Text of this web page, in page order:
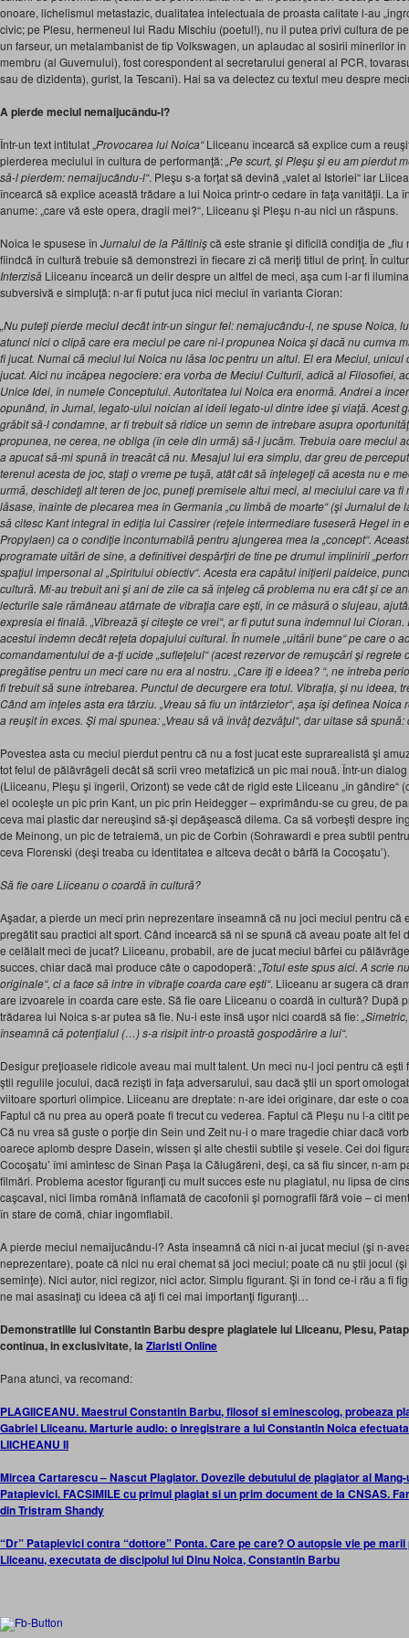
onoare, lichelismul metastazic, dualitatea intelectuala de proasta calitate l-au
civic; pe Plesu, hermeneul lui Radu Mischiu (poetul!), nu il putea privi cultura de
un farseur, un metalambanist de tip Volkswagen, un aplaudac al sosirii minerilor
membru (al Guvernului), fost corespondent al secretarului general al PCR,
sau de dizidenta), gurist, la Tescani). Hai sa va delectez cu textul meu despre
A pierde meciul nemaijucându-l?
Într-un text intitulat „Provocarea lui Noica“Liiceanu încearcă să explice cum a
pierderea meciului în cultura de performanţă:„Pe scurt, şi Pleşu şi eu am pierdut
să-l pierdem: nemaijucându-l“. Pleşu s-a forţat să devină „valet al Istoriei“ iar
încearcă să explice această trădare a lui Noica printr-o cedare în faţa vanităţii. La
anume: „care vă este opera, dragii mei?“, Liiceanu şi Pleşu n-au nici un răspuns.
Noica le spusese în Jurnalul de la Păltinişcă este stranie şi dificilă condiţia de
fiindcă în cultură trebuie să demonstrezi în fiecare zi că meriţi titlul de prinţ. În
Interzisă Liiceanu încearcă un delir despre un altfel de meci, aşa cum l-ar fi
subversivă e simpluţă: n-ar fi putut juca nici meciul în varianta Cioran:
„Nu puteţi pierde meciul decât într-un singur fel: nemajucându-l, ne spuse Noica,
atunci nici o clipă care era meciul pe care ni-l propunea Noica şi dacă nu cumva
fi jucat. Numai că meciul lui Noica nu lăsa loc pentru un altul. El era Meciul, unicul
jucat. Aici nu încăpea negociere: era vorba de Meciul Culturii, adică al Filosofiei,
Unice Idei, în numele Conceptului. Autoritatea lui Noica era enormă. Andrei a
opunând, în Jurnal, legato-ului noician al ideii legato-ul dintre idee şi viaţă. Acest
grăbit să-l condamne, ar fi trebuit să ridice un semn de întrebare asupra
propunea, ne cerea, ne obliga (în cele din urmă) să-l jucăm. Trebuia oare meciul
a apucat să-mi spună în treacăt că nu. Mesajul lui era simplu, dar greu de
terenul acesta de joc, staţi o vreme pe tuşă, atât cât să înţelegeţi că acesta nu e
urmă, deschideţi alt teren de joc, puneţi premisele altui meci, al meciului care va fi
lăsase, înainte de plecarea mea în Germania „cu limbă de moarte“ (şi Jurnalul
să citesc Kant integral în ediţia lui Cassirer (reţele intermediare fuseseră Hegel în
Propylaen) ca o condiţie inconturnabilă pentru ajungerea mea la „concept“.
programate uitări de sine, a definitivei despărţiri de tine pe drumul împlinirii
spaţiul impersonal al „Spiritului obiectiv“. Acesta era capătul iniţierii paideice,
cultură. Mi-au trebuit ani şi ani de zile ca să înţeleg că problema nu era cât şi ce
lecturile sale rămâneau atârnate de vibraţia care eşti, în ce măsură o slujeau,
expresia ei finală. „Vibrează şi citeşte ce vrei“, ar fi putut suna îndemnul lui
acestui îndemn decât reţeta dopajului cultural. În numele „uitării bune“ pe care o
comandamentului de a-ţi ucide „sufleţelul“ (acest rezervor de remuşcări şi
pregătise pentru un meci care nu era al nostru. „Care îţi e ideea? “, ne întreba
fi trebuit să sune întrebarea. Punctul de decurgere era totul. Vibraţia, şi nu ideea,
Când am înţeles asta era târziu. „Vreau să fiu un întârzietor“, aşa îşi definea
a reuşit în exces. Şi mai spunea: „Vreau să vă învăţ dezvăţul“, dar uitase să spună:
Povestea asta cu meciul pierdut pentru că nu a fost jucat este suprarealistă şi
tot felul de pălăvrăgeli decât să scrii vreo metafizică un pic mai nouă. Într-un
(Liiceanu, Pleşu şi îngerii, Orizont) se vede cât de rigid este Liiceanu „în gândire“
el ocoleşte un pic prin Kant, un pic prin Heidegger – exprimându-se cu greu, de
ceva mai plastic dar nereuşind să-şi depăşească dilema. Ca să vorbeşti despre
de Meinong, un pic de tetralemă, un pic de Corbin (Sohrawardi e prea subtil
ceva Florenski (deşi treaba cu identitatea e altceva decât o bârfă la Cocoşatu’).
Să fie oare Liiceanu o coardă în cultură?
Aşadar, a pierde un meci prin neprezentare înseamnă că nu joci meciul pentru că
pregătit sau practici alt sport. Când încearcă să ni se spună că aveau poate alt fel
e celălalt meci de jucat? Liiceanu, probabil, are de jucat meciul bârfei cu
succes, chiar dacă mai produce câte o capodoperă:„Totul este spus aici. A scrie
originale“, ci a face să intre în vibraţie coarda care eşti“. Liiceanu ar sugera că
are izvoarele în coarda care este. Să fie oare Liiceanu o coardă în cultură? După
trădarea lui Noica s-ar putea să fie. Nu-i este însă uşor nici coardă să fie:
înseamnă că potenţialul (…) s-a risipit într-o proastă gospodărire a lui“.
Desigur preţioasele ridicole aveau mai mult talent. Un meci nu-l joci pentru că
ştii regulile jocului, dacă rezişti în faţa adversarului, sau dacă ştii un sport
viitoare sporturi olimpice. Liiceanu are dreptate: n-are idei originare, dar este o
Faptul că nu prea au operă poate fi trecut cu vederea. Faptul că Pleşu nu l-a citit
Că nu vrea să guste o porţie din Sein und Zeit nu-i o mare tragedie chiar dacă
oarece aplomb despre Dasein, wissen şi alte chestii subtile şi vesele. Cei doi
Cocoşatu’ îmi amintesc de Sinan Paşa la Călugăreni, deşi, ca să fiu sincer, n-am
filmări. Problema acestor figuranţi cu mult succes este nu plagiatul, nu lipsa de
caşcaval, nici limba română inflamată de cacofonii şi pornografii fără voie – ci
în stare de comă, chiar ingomflabil.
A pierde meciul nemaijucându-l? Asta înseamnă că nici n-ai jucat meciul (şi n-
neprezentare), poate că nici nu erai chemat să joci meciul; poate că nu ştii jocul
seminţe). Nici autor, nici regizor, nici actor. Simplu figurant. Şi în fond ce-i rău a fi
ne mai asasinaţi cu ideea că aţi fi cei mai importanţi figuranţi…
Demonstratiile lui Constantin Barbu despre plagiatele lui Liiceanu, Plesu,
continua, in exclusivitate, la Ziaristi Online
Pana atunci, va recomand:
PLAGIICEANU. Maestrul Constantin Barbu, filosof si eminescolog, probeaza
Gabriel Liiceanu. Marturie audio: o inregistrare a lui Constantin Noica
LIICHEANU II
Mircea Cartarescu – Nascut Plagiator. Dovezile debutului de plagiator al
Patapievici. FACSIMILE cu primul plagiat si un prim document de la CNSAS.
din Tristram Shandy
“Dr” Patapievici contra “dottore” Ponta. Care pe care? O autopsie vie pe
Liiceanu, executata de discipolul lui Dinu Noica, Constantin Barbu